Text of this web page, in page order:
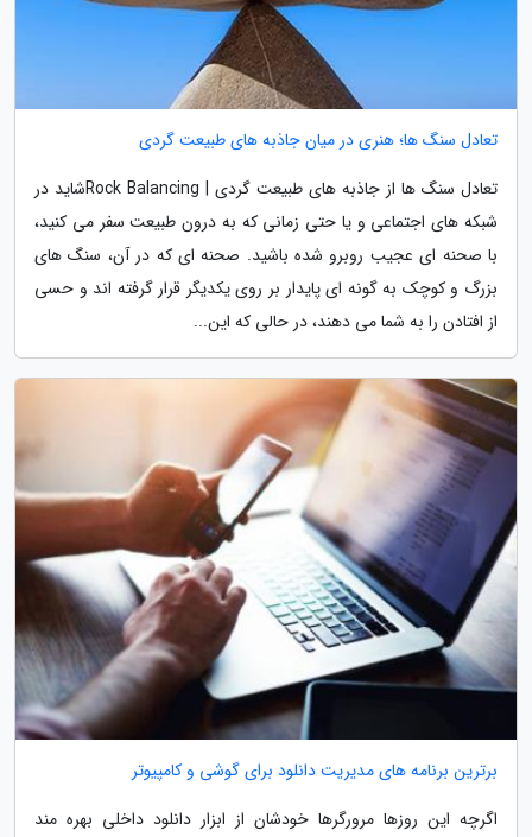
تعادل سنگ ها؛ هنری در میان جاذبه های طبیعت گردی
تعادل سنگ ها از جاذبه های طبیعت گردی | Rock Balancingشاید در
شبکه های اجتماعی و یا حتی زمانی که به درون طبیعت سفر می کنید،
با صحنه ای عجیب روبرو شده باشید. صحنه ای که در آن، سنگ های
بزرگ و کوچک به گونه ای پایدار بر روی یکدیگر قرار گرفته اند و حسی
از افتادن را به شما می دهند، در حالی که این...
برترین برنامه های مدیریت دانلود برای گوشی و کامپیوتر
اگرچه این روزها مرورگرها خودشان از ابزار دانلود داخلی بهره مند